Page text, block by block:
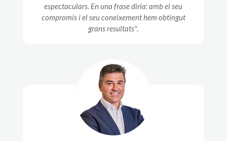
espectaculars. En una frase diria: amb el seu
compromís i el seu coneixement hem obtingut
grans resultats".